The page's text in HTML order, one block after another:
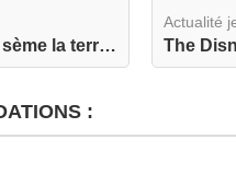
The 9th Charnel sème la terreur dès aujourd'hui ...
Actualité
: